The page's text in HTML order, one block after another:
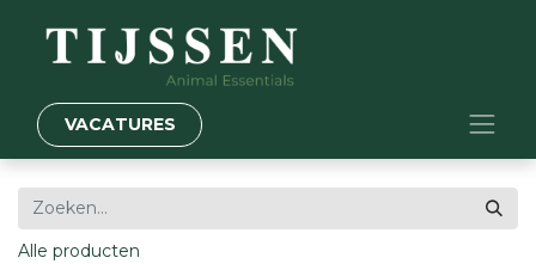
VACATURES
Alle producten